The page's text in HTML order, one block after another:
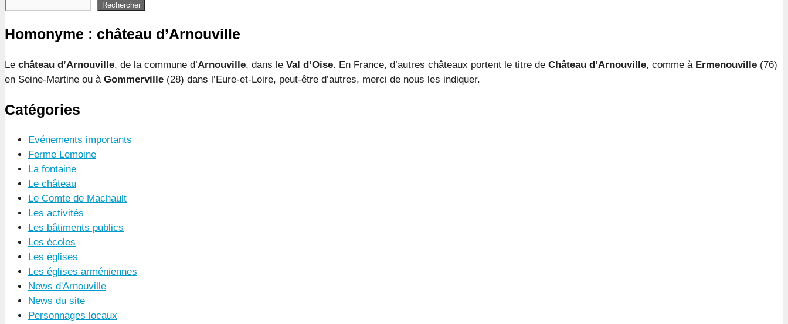
Rechercher
Homonyme : château d’Arnouville
Le château d’Arnouville, de la commune d’Arnouville, dans le Val d’Oise. En France, d’autres châteaux portent le titre de Château d’Arnouville, comme à Ermenouville (76)
en Seine-Martine ou à Gommerville (28) dans l’Eure-et-Loire, peut-être d’autres, merci de nous les indiquer.
Catégories
Evénements importants
Ferme Lemoine
La fontaine
Le château
Le Comte de Machault
Les activités
Les bâtiments publics
Les écoles
Les églises
Les églises arméniennes
News d'Arnouville
News du site
Personnages locaux